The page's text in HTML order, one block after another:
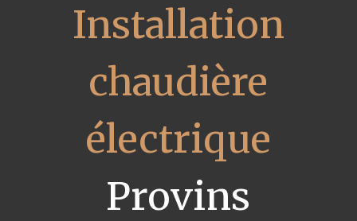
Installation
chaudière
électrique
Provins